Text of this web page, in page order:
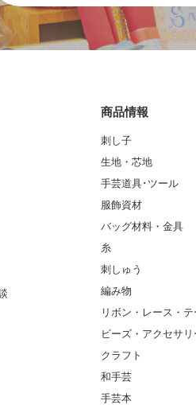
商品情報
刺し子
生地・芯地
手芸道具･ツール
服飾資材
バッグ材料・金具
糸
刺しゅう
編み物
リボン・レース・
ビーズ・アクセサリ
クラフト
和手芸
手芸本